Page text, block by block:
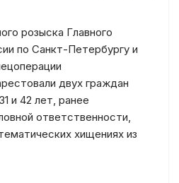
розыска Главного
по Санкт-Петербургу и
двух граждан
и 42 лет, ранее
ответственности,
хищениях из